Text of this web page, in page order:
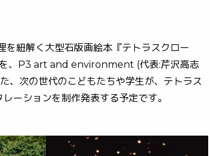
紐解く大型石版画絵本『テトラスクロー
を、P3 art and environment (代表:芹沢高志
、次の世代のこどもたちや学生が、テトラス
ーションを制作発表する予定です。